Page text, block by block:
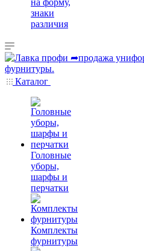
на форму,
знаки
различия
Каталог
Головные
уборы,
шарфы и
перчатки
Комплекты
фурнитуры